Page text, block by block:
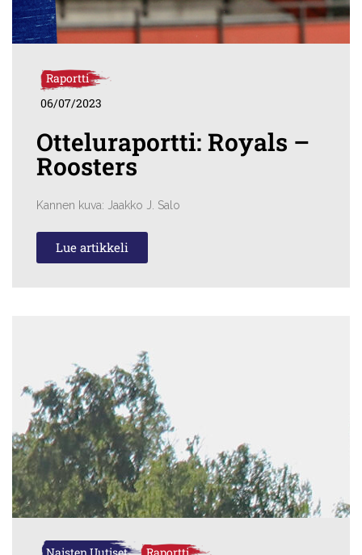
Raportti
06/07/2023
Otteluraportti: Royals –
Roosters
Kannen kuva: Jaakko J. Salo
Lue artikkeli